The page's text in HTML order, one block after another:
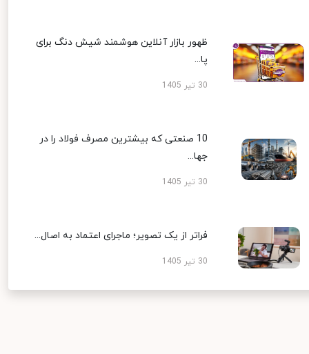
ظهور بازار آنلاین هوشمند شیش دنگ برای
پا...
30 تیر 1405
10 صنعتی که بیشترین مصرف فولاد را در
جها...
30 تیر 1405
فراتر از یک تصویر؛ ماجرای اعتماد به اصال...
30 تیر 1405